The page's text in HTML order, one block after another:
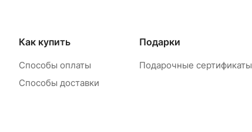
Как купить
Способы оплаты
Способы доставки
Подарки
Подарочные сертификаты